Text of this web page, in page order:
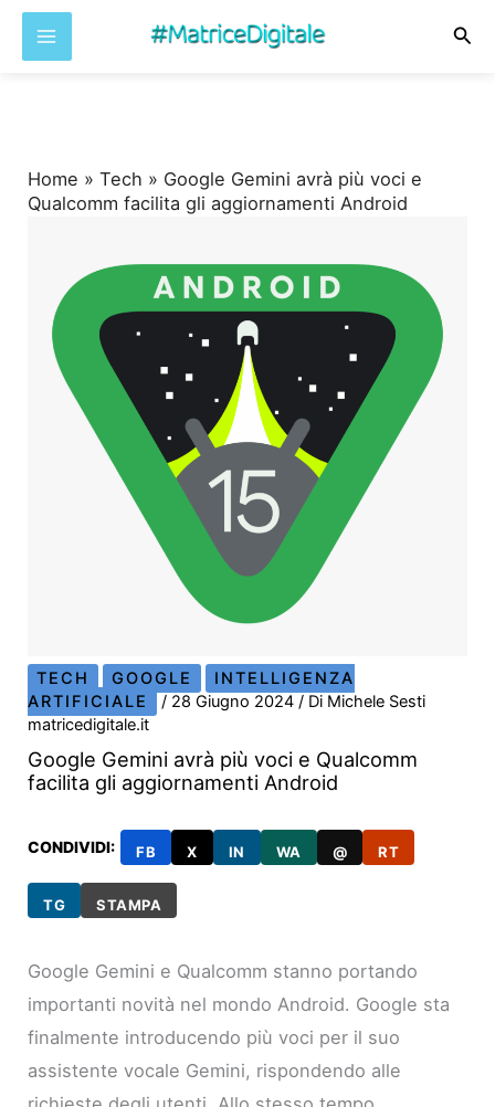
Home »Tech » Google Gemini avrà più voci e
Qualcomm facilita gli aggiornamenti Android
TECH GOOGLE
INTELLIGENZA
ARTIFICIALE
/ 28 Giugno 2024/ Di Michele Sesti
matricedigitale.it
Google Gemini avrà più voci e Qualcomm
facilita gli aggiornamenti Android
CONDIVIDI: FB X IN WA @ RT
TG STAMPA
Google Gemini e Qualcomm stanno portando
importanti novità nel mondo Android. Google sta
finalmente introducendo più voci per il suo
assistente vocale Gemini, rispondendo alle